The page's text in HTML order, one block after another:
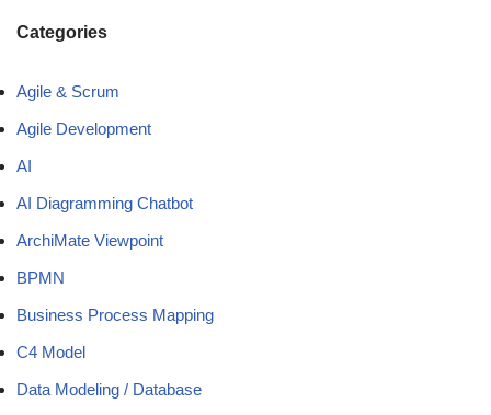
Categories
Agile & Scrum
Agile Development
AI
AI Diagramming Chatbot
ArchiMate Viewpoint
BPMN
Business Process Mapping
C4 Model
Data Modeling / Database